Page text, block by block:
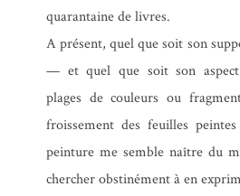
quarantaine de livres.
A présent, quel que soit son
— et quel que soit son
plages de couleurs ou
froissement des feuilles
peinture me semble naître du
chercher obstinément à en